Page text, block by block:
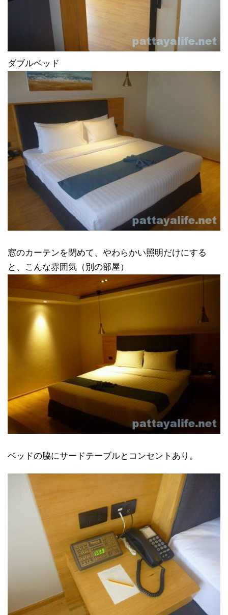
ダブルベッド
窓のカーテンを閉めて、やわらかい照明だけにする
と、こんな雰囲気（別の部屋）
ベッドの脇にサードテーブルとコンセントあり。